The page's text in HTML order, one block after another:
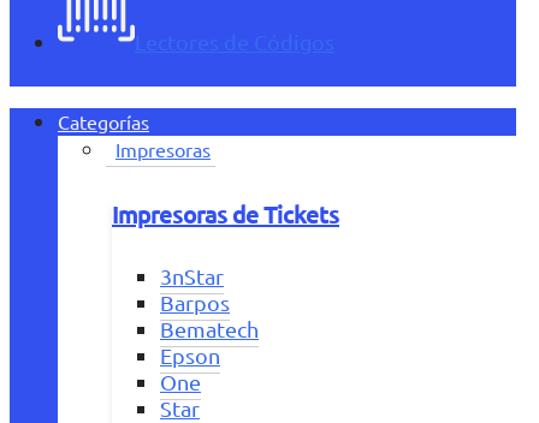
Lectores de Códigos
Categorías
Impresoras
Impresoras de Tickets
3nStar
Barpos
Bematech
Epson
One
Star